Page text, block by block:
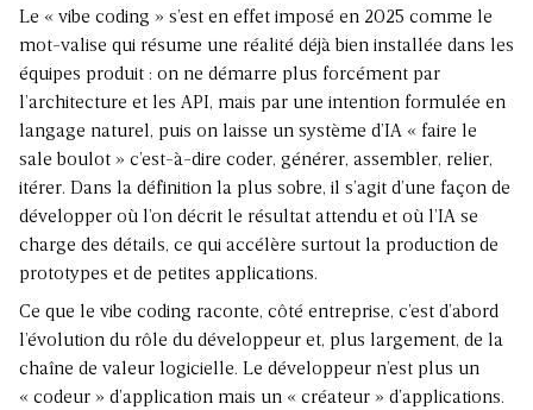
Le « vibe coding » s’est en effet imposé en 2025 comme le
mot-valise qui résume une réalité déjà bien installée dans les
équipes produit : on ne démarre plus forcément par
l’architecture et les API, mais par une intention formulée en
langage naturel, puis on laisse un système d’IA « faire le
sale boulot » c’est-à-dire coder, générer, assembler, relier,
itérer. Dans la définition la plus sobre, il s’agit d’une façon de
développer où l’on décrit le résultat attendu et où l’IA se
charge des détails, ce qui accélère surtout la production de
prototypes et de petites applications.
Ce que le vibe coding raconte, côté entreprise, c’est d’abord
l’évolution du rôle du développeur et, plus largement, de la
chaîne de valeur logicielle. Le développeur n’est plus un
« codeur » d’application mais un « créateur » d’applications.